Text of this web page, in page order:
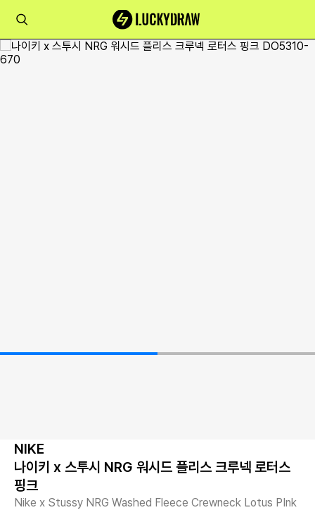
NIKE
나이키 x 스투시 NRG 워시드 플리스 크루넥 로터스
핑크
Nike x Stussy NRG Washed Fleece Crewneck Lotus PInk